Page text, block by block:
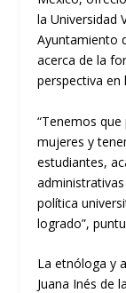
la Universidad
Ayuntamiento
acerca de la
perspectiva en
“Tenemos que
mujeres y
estudiantes,
política
logrado”,
La etnóloga y
Juana Inés de